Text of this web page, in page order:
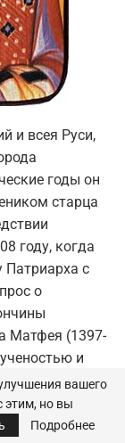
и всея Руси,
годы он
старца
году, когда
Патриарха с
о
Матфея (1397-
и
святитель
год прибыл
вашего
этим, но вы
Подробнее